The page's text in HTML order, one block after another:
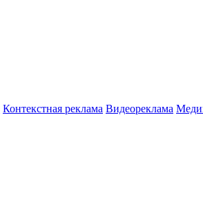
Контекстная реклама Видеореклама